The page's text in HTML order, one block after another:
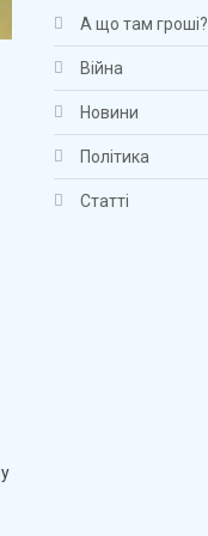
А що там гроші?
Війна
Новини
Політика
Статті